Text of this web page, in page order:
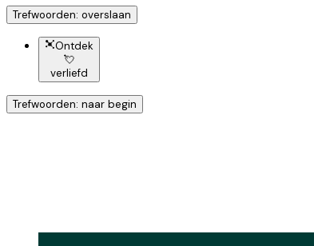
Trefwoorden: overslaan
Ontdek
💘
verliefd
Trefwoorden: naar begin